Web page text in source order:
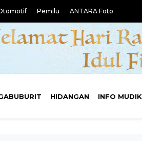
Pemilu ANTARA Foto
HIDANGAN INFO MUDIK